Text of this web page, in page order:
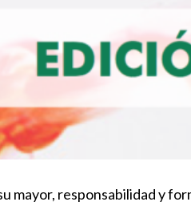
mayor, responsabilidad y